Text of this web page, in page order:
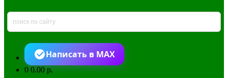
Написать в MAX
00.00 р.